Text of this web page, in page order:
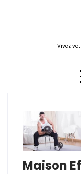
Vivez
Étiquette :
Maison